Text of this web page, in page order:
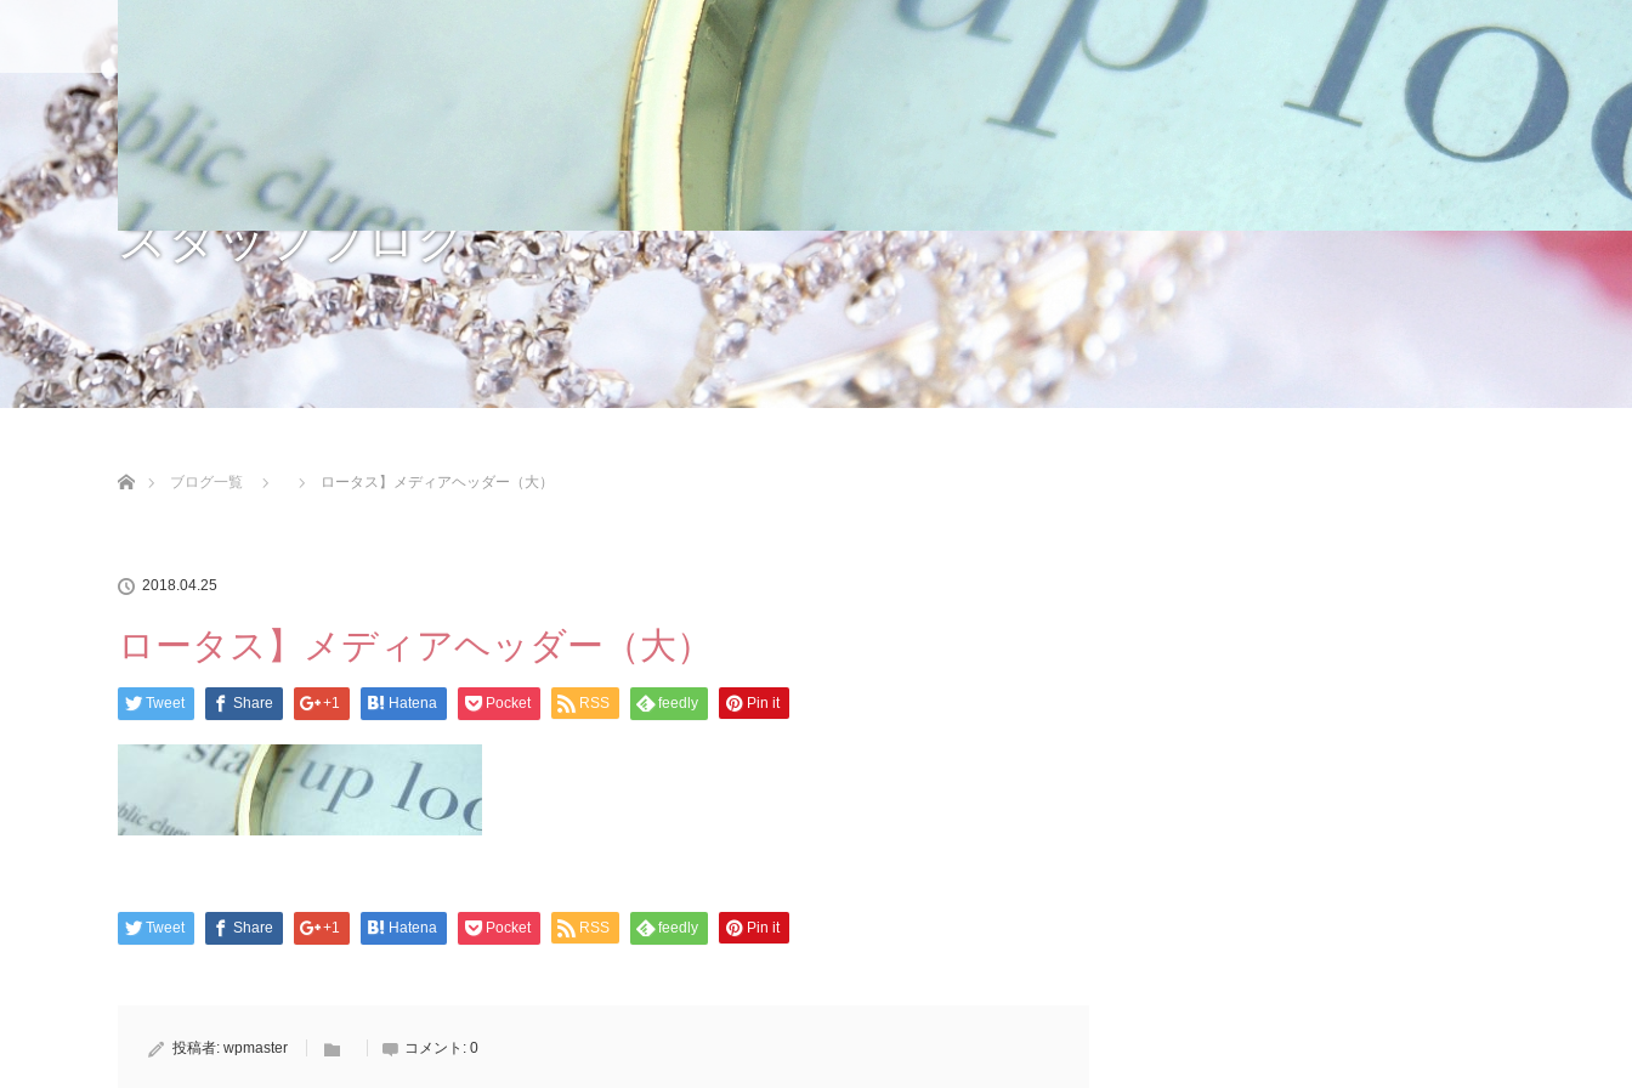
当相談所について よくある質問 ご成婚者の声 お問い合わせ
スタッフブログ
ブログ一覧
ロータス】メディアヘッダー（大）
2018.04.25
ロータス】メディアヘッダー（大）
Tweet Share +1 Hatena Pocket RSS feedly Pin it
Tweet Share +1 Hatena Pocket RSS feedly Pin it
投稿者: wpmaster コメント: 0